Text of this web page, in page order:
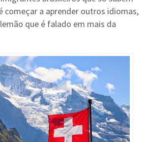
começar a aprender outros idiomas,
que é falado em mais da